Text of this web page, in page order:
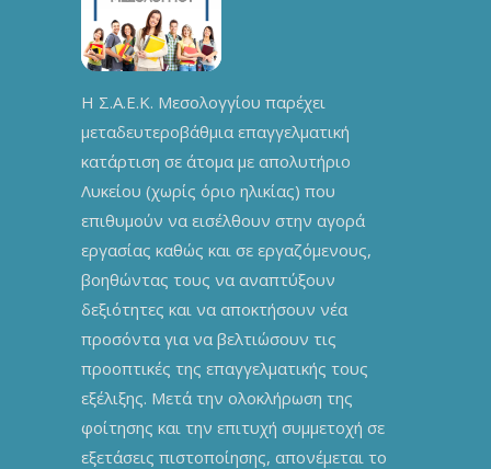
Η Σ.Α.Ε.Κ. Μεσολογγίου παρέχει
μεταδευτεροβάθμια επαγγελματική
κατάρτιση σε άτομα με απολυτήριο
Λυκείου (χωρίς όριο ηλικίας) που
επιθυμούν να εισέλθουν στην αγορά
εργασίας καθώς και σε εργαζόμενους,
βοηθώντας τους να αναπτύξουν
δεξιότητες και να αποκτήσουν νέα
προσόντα για να βελτιώσουν τις
προοπτικές της επαγγελματικής τους
εξέλιξης. Μετά την ολοκλήρωση της
φοίτησης και την επιτυχή συμμετοχή σε
εξετάσεις πιστοποίησης, απονέμεται το